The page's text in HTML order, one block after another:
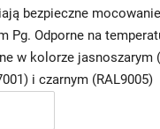
bezpieczne
Pg. Odporne na
w kolorze jasnoszarym
i czarnym (RAL9005)